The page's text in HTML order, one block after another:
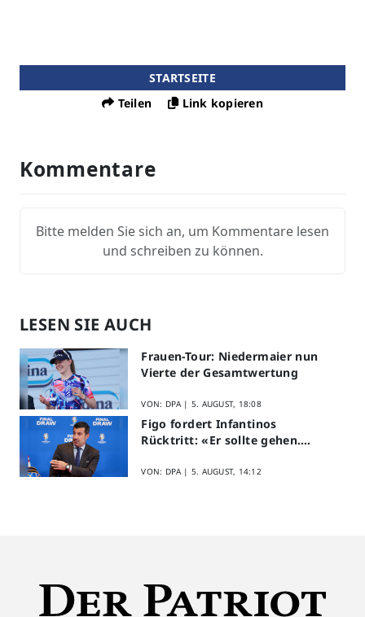
STARTSEITE
Teilen
Link kopieren
Kommentare
Bitte melden Sie sich an, um Kommentare lesen
und schreiben zu können.
LESEN SIE AUCH
Frauen-Tour: Niedermaier nun
Vierte der Gesamtwertung
VON: DPA | 5. AUGUST, 18:08
Figo fordert Infantinos
Rücktritt: «Er sollte gehen.
VON: DPA | 5. AUGUST, 14:12